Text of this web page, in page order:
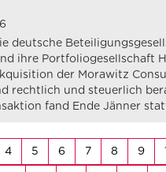
deutsche
ihre Portfoliogesellschaft
der Morawitz
rechtlich und steuerlich
fand Ende Jänner
4 5 6 7 8 9